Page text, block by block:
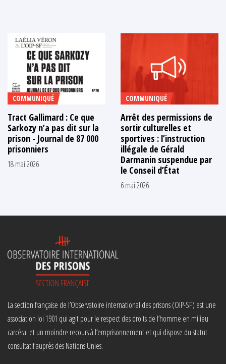
COMMUNIQUÉ
Tract Gallimard : Ce que
Sarkozy n’a pas dit sur la
prison - Journal de 87 000
prisonniers
18 mai 2026
COMMUNIQUÉ
Arrêt des permissions de
sortir culturelles et
sportives : l’instruction
illégale de Gérald
Darmanin suspendue par
le Conseil d’État
6 mai 2026
La section française de l’Observatoire international des prisons (OIP-SF) est une
association loi 1901 qui agit pour le respect des droits de l’homme en milieu
carcéral et un moindre recours à l’emprisonnement et qui dispose du statut
consultatif auprès des Nations Unies.